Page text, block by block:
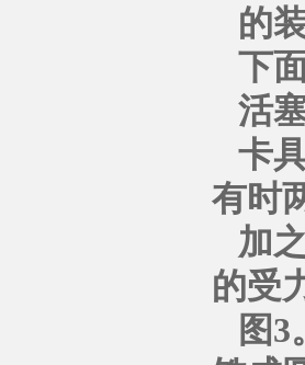
的
下
活
卡
有时
加
的受
图3